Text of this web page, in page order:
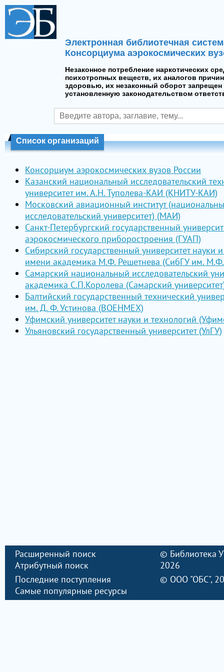
Электронная библиотечная
Консорциума аэрокосмических
Незаконное потребление наркотических
психотропных веществ, их аналогов
здоровью, их незаконный оборот запрещен
установленную законодательством
Список организаций
Консорциум аэрокосмических вузов России
Казанский национальный исследовательский
университет им. А.Н. Туполева-КАИ (КНИТУ-КАИ)
Московский авиационный институт
исследовательский университет) (МАИ)
Санкт-Петербургский государственный
аэрокосмического приборостроения (ГУАП)
Сибирский государственный университет науки
имени академика М.Ф. Решетнева (СибГУ им.
Самарский национальный исследовательский
академика С.П.Королева (Самарский
Балтийский государственный технический
им. Д. Ф. Устинова (ВОЕНМЕХ)
Уфимский университет науки и технологий
Ульяновский государственный университет (УлГУ)
Расширенный поиск
Атрибутный поиск
Последние поступления
Самые популярные ресурсы
© Библиотека
2026
© ООО "ОБС",